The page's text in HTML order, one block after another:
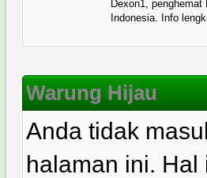
Dexon1, penghemat
Indonesia. Info
Warung Hijau
Anda tidak
halaman ini.